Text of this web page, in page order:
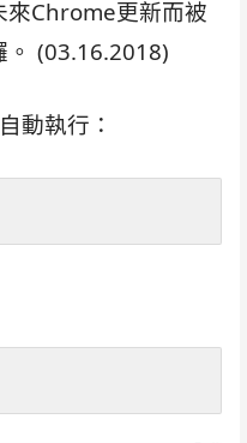
來Chrome更新而被
。 (03.16.2018)
動執行：